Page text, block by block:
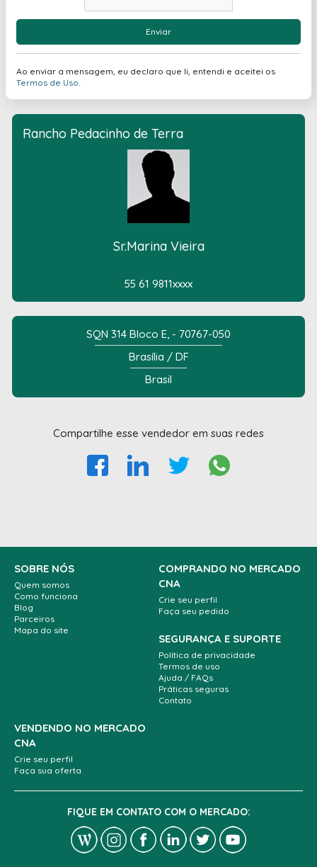
Enviar
Ao enviar a mensagem, eu declaro que li, entendi e aceitei os
Termos de Uso
Rancho Pedacinho de Terra
Sr.Marina Vieira
55 61 9811xxxx
SQN 314 Bloco E, - 70767-050
Brasília / DF
Brasil
Compartilhe esse vendedor em suas redes
SOBRE NÓS
Quem somos
Como funciona
Blog
Parceiros
Mapa do site
COMPRANDO NO MERCADO
CNA
Crie seu perfil
Faça seu pedido
SEGURANÇA E SUPORTE
Política de privacidade
Termos de uso
Ajuda / FAQs
Práticas seguras
Contato
VENDENDO NO MERCADO
CNA
Crie seu perfil
Faça sua oferta
FIQUE EM CONTATO COM O MERCADO: